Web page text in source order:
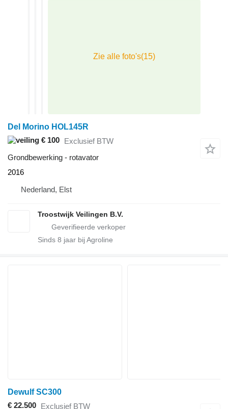
Del Morino HOL145R
€ 100 Exclusief BTW
Grondbewerking - rotavator
2016
Nederland, Elst
Troostwijk Veilingen B.V.
Sinds 8 jaar bij Agroline
Dewulf SC300
€ 22.500 Exclusief BTW